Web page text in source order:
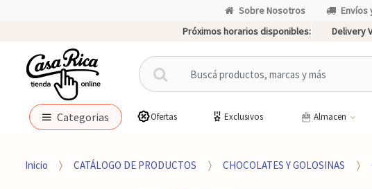
Sobre Nosotros Envíos
Próximos horarios disponibles:
Delivery
B
u
c
p
Categorias Ofertas Exclusivos Almacen
Inicio CATÁLOGO DE PRODUCTOS CHOCOLATES Y GOLOSINAS